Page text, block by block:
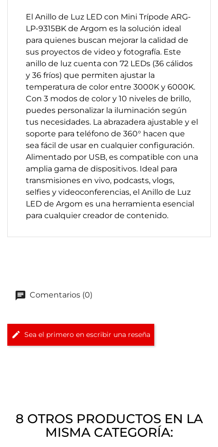
El Anillo de Luz LED con Mini Trípode ARG-
LP-9315BK de Argom es la solución ideal
para quienes buscan mejorar la calidad de
sus proyectos de video y fotografía. Este
anillo de luz cuenta con 72 LEDs (36 cálidos
y 36 fríos) que permiten ajustar la
temperatura de color entre 3000K y 6000K.
Con 3 modos de color y 10 niveles de brillo,
puedes personalizar la iluminación según
tus necesidades. La abrazadera ajustable y el
soporte para teléfono de 360° hacen que
sea fácil de usar en cualquier configuración.
Alimentado por USB, es compatible con una
amplia gama de dispositivos. Ideal para
transmisiones en vivo, podcasts, vlogs,
selfies y videoconferencias, el Anillo de Luz
LED de Argom es una herramienta esencial
para cualquier creador de contenido.
Comentarios (0)
Sea el primero en escribir una reseña
8 OTROS PRODUCTOS EN LA
MISMA CATEGORÍA: